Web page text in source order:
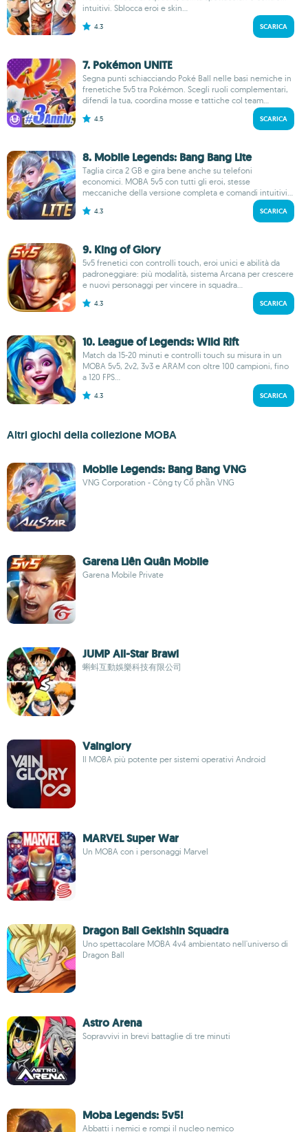
intuitivi. Sblocca eroi e skin...
4.3 SCARICA
7. Pokémon UNITE
Segna punti schiacciando Poké Ball nelle basi nemiche in
frenetiche 5v5 tra Pokémon. Scegli ruoli complementari,
difendi la tua, coordina mosse e tattiche col team...
4.5 SCARICA
8. Mobile Legends: Bang Bang Lite
Taglia circa 2 GB e gira bene anche su telefoni
economici. MOBA 5v5 con tutti gli eroi, stesse
meccaniche della versione completa e comandi intuitivi...
4.3 SCARICA
9. King of Glory
5v5 frenetici con controlli touch, eroi unici e abilità da
padroneggiare: più modalità, sistema Arcana per crescere
e nuovi personaggi per vincere in squadra...
4.3 SCARICA
10. League of Legends: Wild Rift
Match da 15-20 minuti e controlli touch su misura in un
MOBA 5v5, 2v2, 3v3 e ARAM con oltre 100 campioni, fino
a 120 FPS...
4.3 SCARICA
Altri giochi della collezione MOBA
Mobile Legends: Bang Bang VNG
VNG Corporation - Công ty Cổ phần VNG
Garena Liên Quân Mobile
Garena Mobile Private
JUMP All-Star Brawl
蝌蚪互動娛樂科技有限公司
Vainglory
Il MOBA più potente per sistemi operativi Android
MARVEL Super War
Un MOBA con i personaggi Marvel
Dragon Ball Gekishin Squadra
Uno spettacolare MOBA 4v4 ambientato nell'universo di
Dragon Ball
Astro Arena
Sopravvivi in brevi battaglie di tre minuti
Moba Legends: 5v5!
Abbatti i nemici e rompi il nucleo nemico